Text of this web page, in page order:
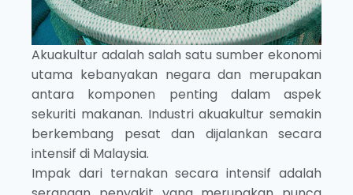
Akuakultur adalah salah satu sumber ekonomi
utama kebanyakan negara dan merupakan
antara komponen penting dalam aspek
sekuriti makanan. Industri akuakultur semakin
berkembang pesat dan dijalankan secara
intensif di Malaysia.
Impak dari ternakan secara intensif adalah